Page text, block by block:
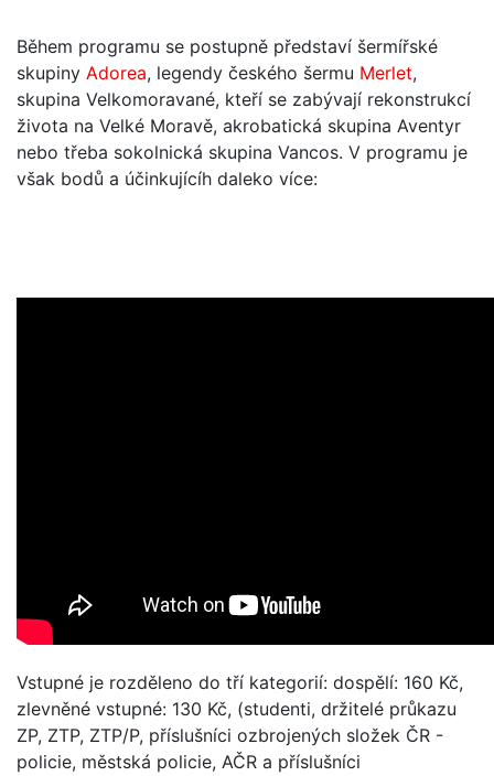
Během programu se postupně představí šermířské
skupiny Adorea, legendy českého šermu Merlet,
skupina Velkomoravané, kteří se zabývají rekonstrukcí
života na Velké Moravě, akrobatická skupina Aventyr
nebo třeba sokolnická skupina Vancos. V programu je
však bodů a účinkujícíh daleko více:
Vstupné je rozděleno do tří kategorií: dospělí: 160 Kč,
zlevněné vstupné: 130 Kč, (studenti, držitelé průkazu
ZP, ZTP, ZTP/P, příslušníci ozbrojených složek ČR -
policie, městská policie, AČR a příslušníci